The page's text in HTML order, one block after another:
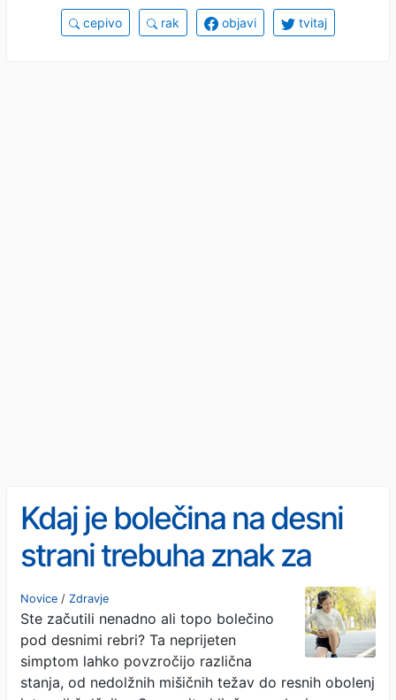
cepivo rak objavi tvitaj
Kdaj je bolečina na desni
strani trebuha znak za
alarm?
Novice / Zdravje
Ste začutili nenadno ali topo bolečino
pod desnimi rebri? Ta neprijeten
simptom lahko povzročijo različna
stanja, od nedolžnih mišičnih težav do resnih obolenj